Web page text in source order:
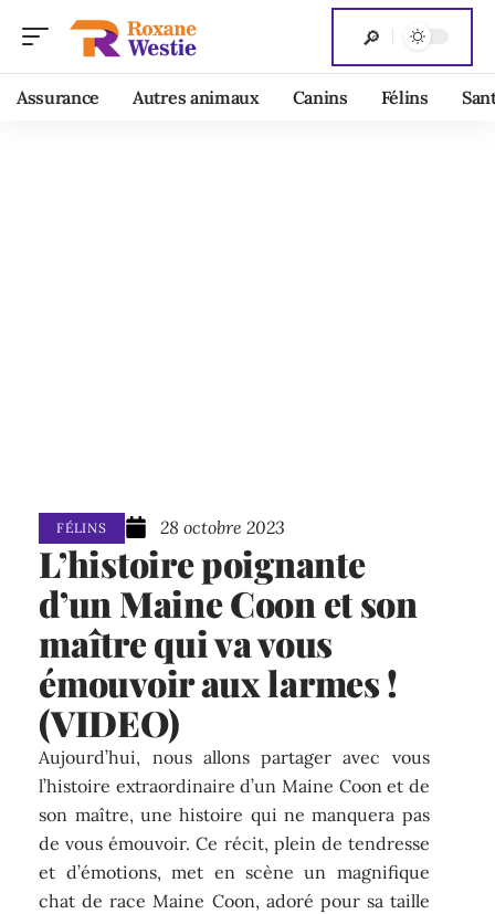
Assurance Autres animaux Canins Félins
FÉLINS 28 octobre 2023
L’histoire poignante
d’un Maine Coon et son
maître qui va vous
émouvoir aux larmes !
(VIDEO)
Aujourd’hui, nous allons partager avec vous
l’histoire extraordinaire d’un Maine Coon et de
son maître, une histoire qui ne manquera pas
de vous émouvoir. Ce récit, plein de tendresse
et d’émotions, met en scène un magnifique
chat de race Maine Coon, adoré pour sa taille